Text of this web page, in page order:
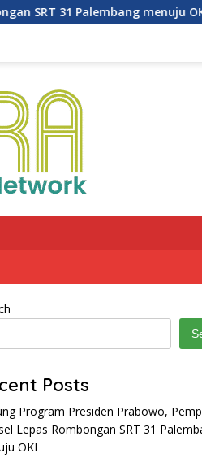
menuju OKI LRT
Posts
Program Presiden Prabowo,
Lepas Rombongan SRT 31
OKI